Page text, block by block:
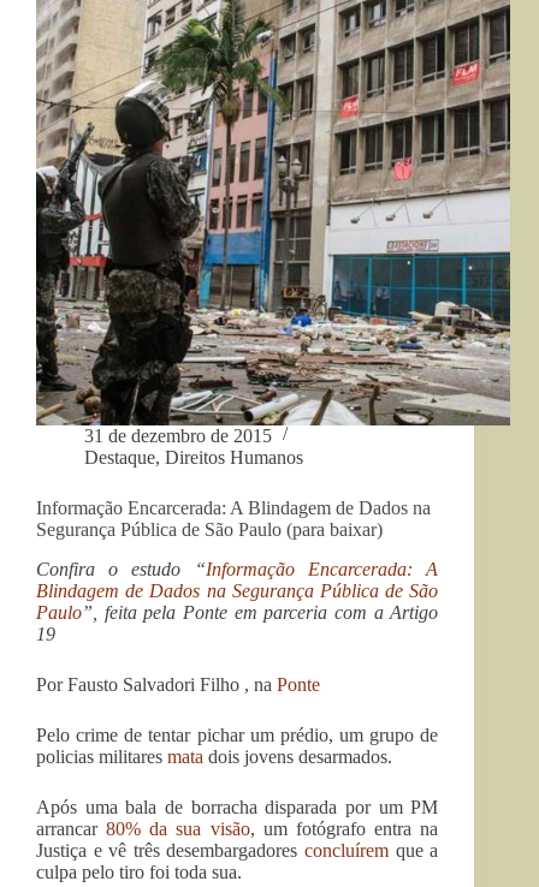
em
Ibituba,
SC”
menino
Kaingang
Vítor,
em
Ibituba,
SC
31 de dezembro de 2015
Destaque, Direitos Humanos
Informação Encarcerada: A Blindagem de Dados na
Segurança Pública de São Paulo (para baixar)
Confira o estudo “Informação Encarcerada: A
Blindagem de Dados na Segurança Pública de São
Paulo”, feita pela Ponte em parceria com a Artigo
19
Por Fausto Salvadori Filho , na Ponte
Pelo crime de tentar pichar um prédio, um grupo de
policias militares mata dois jovens desarmados.
Após uma bala de borracha disparada por um PM
arrancar80% da sua visão, um fotógrafo entra na
Justiça e vê três desembargadoresconcluírem que a
culpa pelo tiro foi toda sua.